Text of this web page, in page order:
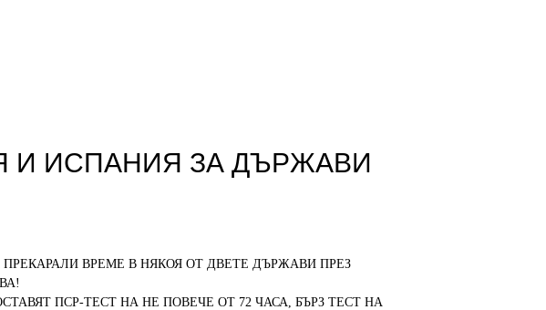
И ИСПАНИЯ ЗА ДЪРЖАВИ
ВРЕМЕ В НЯКОЯ ОТ ДВЕТЕ ДЪРЖАВИ ПРЕЗ
ПСР-ТЕСТ НА НЕ ПОВЕЧЕ ОТ 72 ЧАСА, БЪРЗ ТЕСТ НА